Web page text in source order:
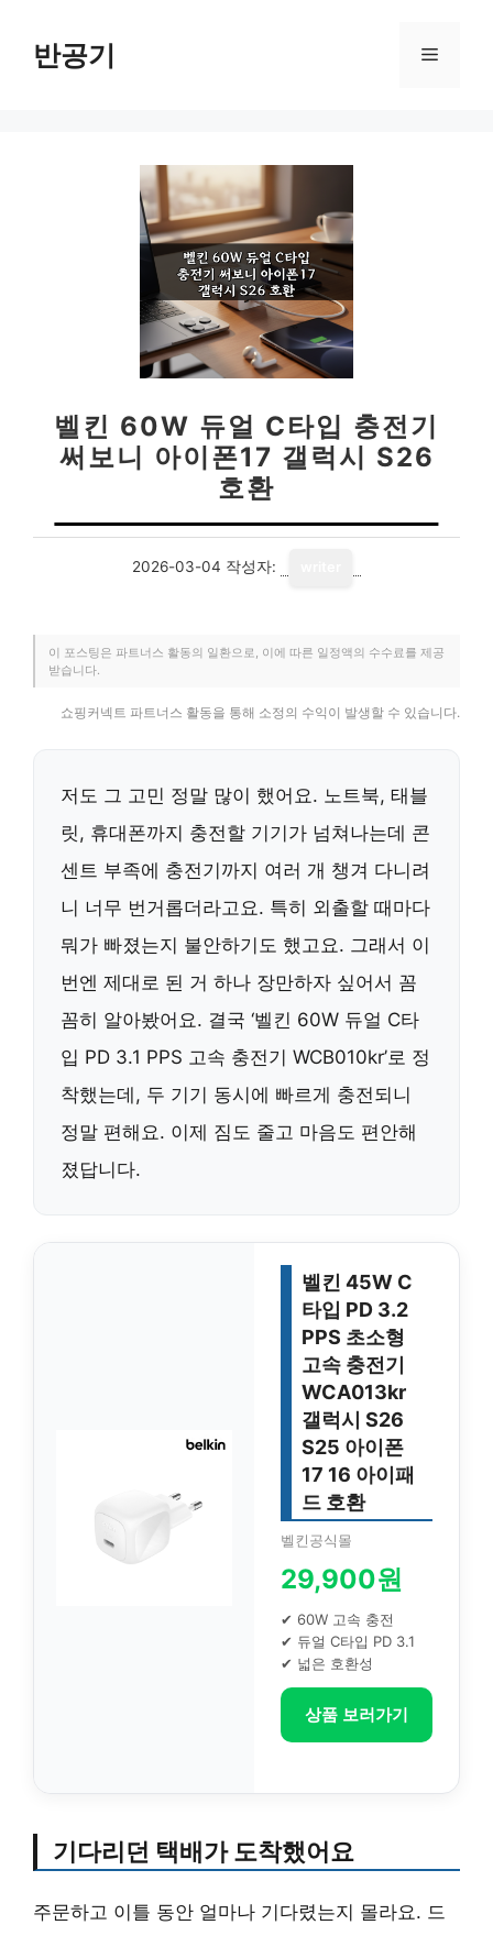
반공기 메
벨킨 60W 듀얼 C타입 충전기
써보니 아이폰17 갤럭시 S26
호환
2026-03-04 작성자:
이 포스팅은 파트너스 활동의 일환으로, 이에 따른 일정액의 수수료를 제공
받습니다.
쇼핑커넥트 파트너스 활동을 통해 소정의 수익이 발생할 수 있습니다.
저도 그 고민 정말 많이 했어요. 노트북, 태블
릿, 휴대폰까지 충전할 기기가 넘쳐나는데 콘
센트 부족에 충전기까지 여러 개 챙겨 다니려
니 너무 번거롭더라고요. 특히 외출할 때마다
뭐가 빠졌는지 불안하기도 했고요. 그래서 이
번엔 제대로 된 거 하나 장만하자 싶어서 꼼
꼼히 알아봤어요. 결국 ‘벨킨 60W 듀얼 C타
입 PD 3.1 PPS 고속 충전기 WCB010kr’로 정
착했는데, 두 기기 동시에 빠르게 충전되니
정말 편해요. 이제 짐도 줄고 마음도 편안해
졌답니다.
벨킨 45W C
타입 PD 3.2
PPS 초소형
고속 충전기
WCA013kr
갤럭시 S26
S25 아이폰
17 16 아이패
드 호환
벨킨공식몰
29,900원
✔ 60W 고속 충전
✔ 듀얼 C타입 PD 3.1
✔ 넓은 호환성
상품 보러가기
기다리던 택배가 도착했어요
주문하고 이틀 동안 얼마나 기다렸는지 몰라요. 드